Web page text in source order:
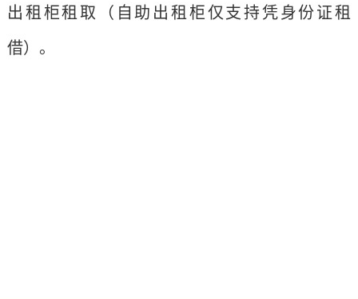
出租柜租取（自助出租柜仅支持凭身份证租
借）。